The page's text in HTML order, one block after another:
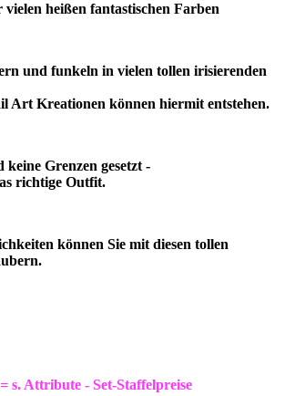
heißen fantastischen Farben
und funkeln in vielen tollen irisierenden
Art Kreationen können hiermit entstehen.
Grenzen gesetzt -
richtige Outfit.
können Sie mit diesen tollen
s. Attribute - Set-Staffelpreise